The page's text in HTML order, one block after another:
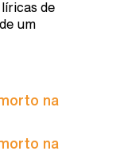
de
um
na
na